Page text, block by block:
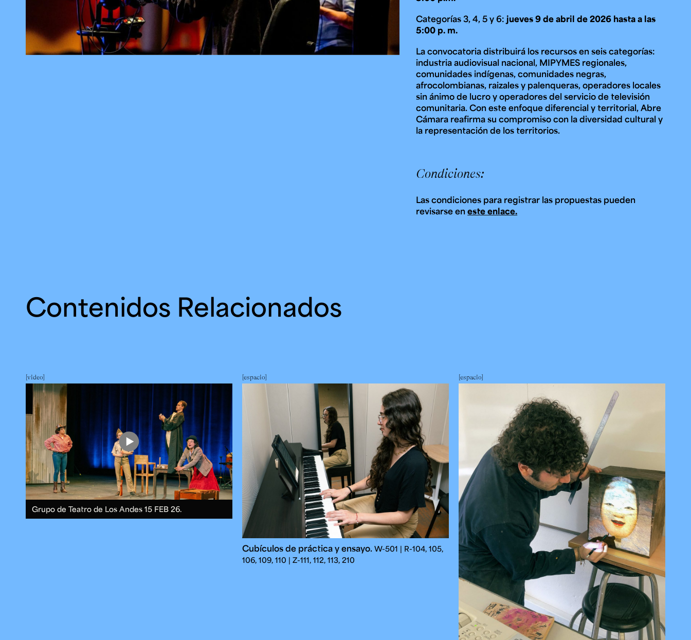
Categorías 3, 4, 5 y 6:jueves 9 de abril de 2026 hasta a las
5:00 p. m.
La convocatoria distribuirá los recursos en seis categorías:
industria audiovisual nacional, MIPYMES regionales,
comunidades indígenas, comunidades negras,
afrocolombianas, raizales y palenqueras, operadores locales
sin ánimo de lucro y operadores del servicio de televisión
comunitaria. Con este enfoque diferencial y territorial, Abre
Cámara reafirma su compromiso con la diversidad cultural y
la representación de los territorios.
Condiciones:
Las condiciones para registrar las propuestas pueden
revisarse eneste enlace.
Contenidos Relacionados
video
Grupo de Teatro de Los Andes 15 FEB 26.
espacio
Cubículos de práctica y ensayo.W-501 | R-104, 105,
106, 109, 110 | Z-111, 112, 113, 210
espacio